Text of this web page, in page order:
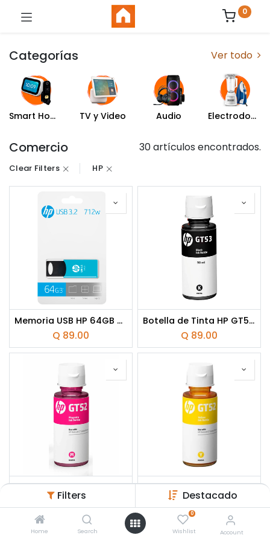
Filters Destacado
Home Search
0
Wishlist Account
0
Categorías Ver todo
Smart Home TV y Video Audio Electrodomésticos
Comercio 30 artículos encontrados.
Clear Filters HP
Memoria USB HP 64GB 712w 3.2 Flash
Q 89.00
Botella de Tinta HP GT53 Negra 90ml
Q 89.00
Botella de Tinta HP GT52 Magenta 70ml
Q 89.00
Botella de Tinta HP GT52 Amarillo 70ml
Q89.00